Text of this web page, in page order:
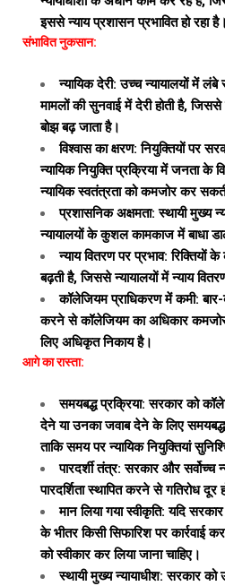
इससे न्याय प्रशासन प्रभावित हो रहा है।
संभावित नुकसान:
न्यायिक देरी: उच्च न्यायालयों में
मामलों की सुनवाई में देरी होती है,
बोझ बढ़ जाता है।
विश्वास का क्षरण: नियुक्तियों पर
न्यायिक नियुक्ति प्रक्रिया में जनता
न्यायिक स्वतंत्रता को कमजोर कर
प्रशासनिक अक्षमता: स्थायी मुख्य
न्यायालयों के कुशल कामकाज में बाधा
न्याय वितरण पर प्रभाव: रिक्तियों
बढ़ती है, जिससे न्यायालयों में न्याय
कॉलेजियम प्राधिकरण में कमी: बार-
करने से कॉलेजियम का अधिकार कमजोर
लिए अधिकृत निकाय है।
आगे का रास्ता:
समयबद्ध प्रक्रिया: सरकार को
देने या उनका जवाब देने के लिए समयबद्ध
ताकि समय पर न्यायिक नियुक्तियां
पारदर्शी तंत्र: सरकार और
पारदर्शिता स्थापित करने से गतिरोध दूर
मान लिया गया स्वीकृति: यदि
के भीतर किसी सिफारिश पर कार्रवाई
को स्वीकार कर लिया जाना चाहिए।
स्थायी मुख्य न्यायाधीश: सरकार को